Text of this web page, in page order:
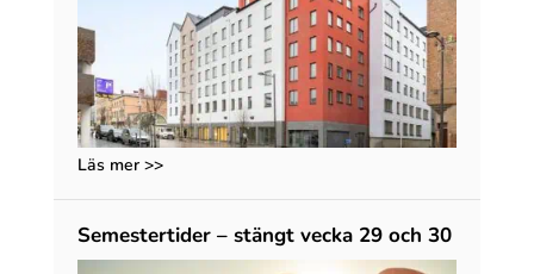
Läs mer >>
Semestertider – stängt vecka 29 och 30